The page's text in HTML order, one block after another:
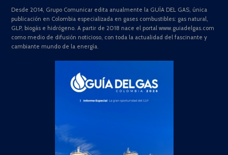
Desde 2014, Grupo Comunicar edita anualmente la GUÍA DEL GAS, única
publicación en Colombia especializada en gases combustibles: gas natural,
GLP, biogás e hidrógeno. A partir de 2018 nace el portal www.guiadelgas.com
como medio de difusión noticioso, con toda la actualidad del fascinante y
cambiante mundo de la energía.